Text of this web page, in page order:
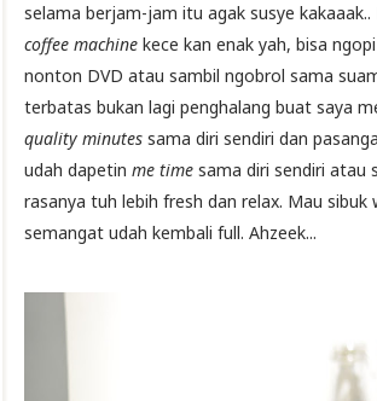
selama berjam-jam itu agak susye kakaaak..
coffee machine kece kan enak yah, bisa
nonton DVD atau sambil ngobrol sama
terbatas bukan lagi penghalang buat saya
quality minutes sama diri sendiri dan
udah dapetin me time sama diri sendiri atau
rasanya tuh lebih fresh dan relax. Mau sibuk
semangat udah kembali full. Ahzeek...